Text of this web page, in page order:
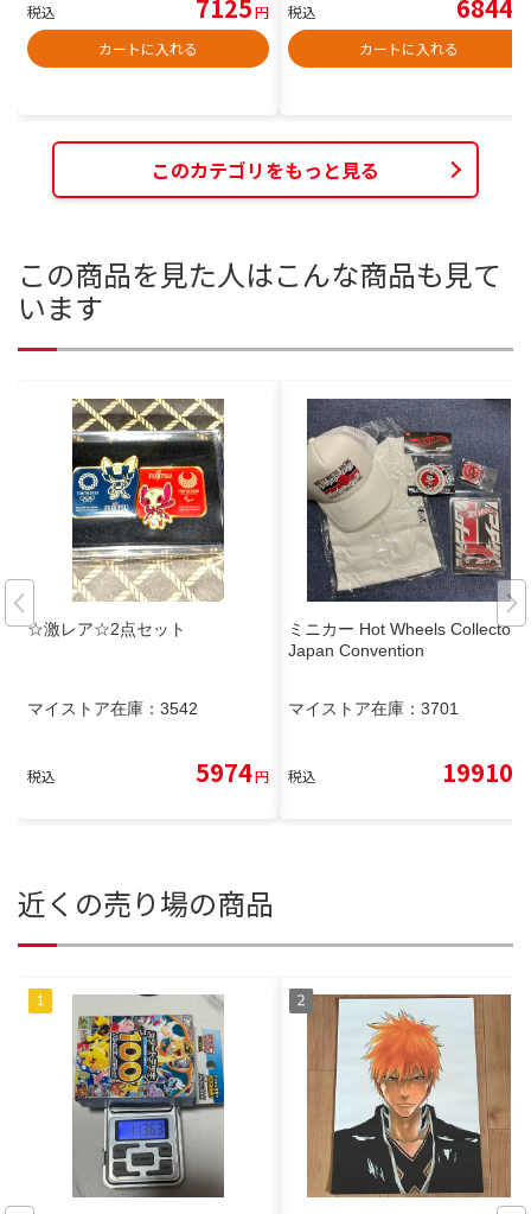
税込 7125円
カートに入れる
税込 6844
カートに入れる
このカテゴリをもっと見る
この商品を見た人はこんな商品も見て
います
☆激レア☆2点セット
マイストア在庫： 3542
税込 5974円
ミニカー Hot Wheels Collectors
Japan Convention
マイストア在庫： 3701
税込 19910
近くの売り場の商品